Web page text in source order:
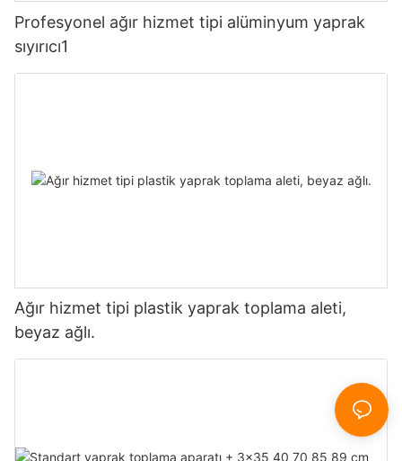
Profesyonel ağır hizmet tipi alüminyum yaprak
sıyırıcı1
Ağır hizmet tipi plastik yaprak toplama aleti,
beyaz ağlı.